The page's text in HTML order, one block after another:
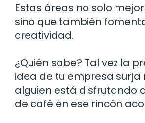
Estas áreas no solo
sino que también
creatividad.
¿Quién sabe? Tal vez la
idea de tu empresa surja
alguien está disfrutando
de café en ese rincón